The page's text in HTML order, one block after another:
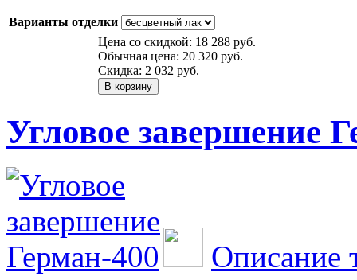
Варианты отделки
Цена со скидкой: 18 288 руб.
Обычная цена: 20 320 руб.
Скидка: 2 032 руб.
Угловое завершение
Описание